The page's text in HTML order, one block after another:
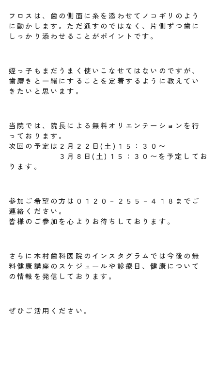
フロスは、歯の側面に糸を添わせてノコギリのよう
に動かします。ただ通すのではなく、片側ずつ歯に
しっかり添わせることがポイントです。
姪っ子もまだうまく使いこなせてはないのですが、
歯磨きと一緒にすることを定着するように教えてい
きたいと思います。
当院では、院長による無料オリエンテーションを行
っております。
次回の予定は２月２２日(土)１５：３０〜
３月８日(土)１５：３０〜を予定してお
ります。
参加ご希望の方は０１２０－２５５－４１８までご
連絡ください。
皆様のご参加を心よりお待ちしております。
さらに木村歯科医院のインスタグラムでは今後の無
料健康講座のスケジュールや診療日、健康について
の情報を発信しております。
ぜひご活用ください。